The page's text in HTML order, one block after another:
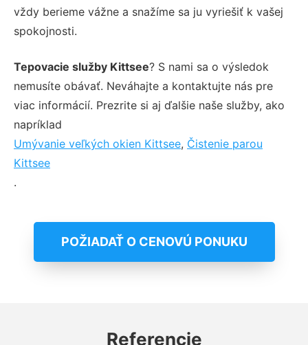
vždy berieme vážne a snažíme sa ju vyriešiť k vašej
spokojnosti.
Tepovacie služby Kittsee? S nami sa o výsledok
nemusíte obávať. Neváhajte a kontaktujte nás pre
viac informácií. Prezrite si aj ďalšie naše služby, ako
napríklad
Umývanie veľkých okien Kittsee, Čistenie parou
Kittsee
.
POŽIADAŤ O CENOVÚ PONUKU
Referencie